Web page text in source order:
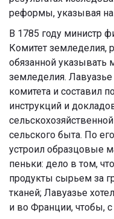
реформы, указывая
В 1785 году министр
Комитет земледелия,
обязанной указывать
земледелия.
комитета и составил
инструкций и
сельского быта. По
устроил образцовые
пеньки: дело в том,
продукты сырьем за
тканей; Лавуазье
и во Франции, чтобы,